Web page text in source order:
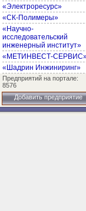
«Электроресурс»
«СК-Полимеры»
«Научно-
исследовательский
инженерный институт»
«МЕТИНВЕСТ-
«Шадрин Инжиниринг»
Предприятий на портале:
8576
Добавить предприятие